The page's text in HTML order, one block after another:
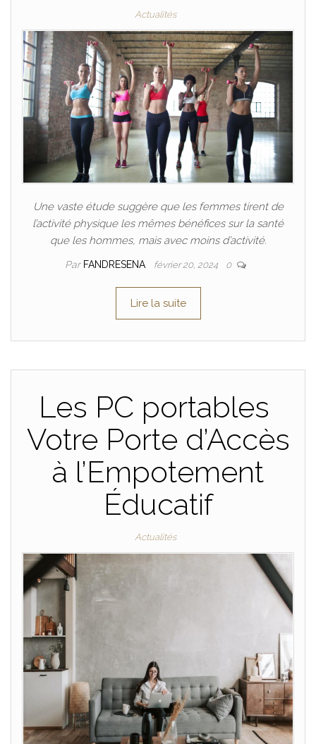
Actualités
Une vaste étude suggère que les femmes tirent de
l’activité physique les mêmes bénéfices sur la santé
que les hommes, mais avec moins d’activité.
Par FANDRESENA février 20, 2024 0
Lire la suite
Les PC portables
Votre Porte d’Accès
à l’Empotement
Éducatif
Actualités